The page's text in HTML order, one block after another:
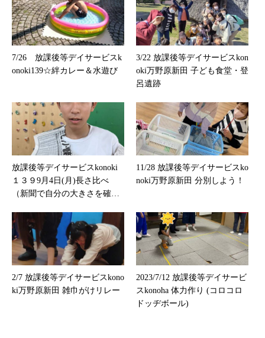
7/26 放課後等デイサービスk
onoki139☆絆カレー＆水遊び
3/22 放課後等デイサービスkon
oki万野原新田 子ども食堂・登
呂遺跡
放課後等デイサービスkonoki
１３９9月4日(月)長さ比べ
（新聞で自分の大きさを確か
11/28 放課後等デイサービスko
noki万野原新田 分別しよう！
2/7 放課後等デイサービスkono
ki万野原新田 雑巾がけリレー
2023/7/12 放課後等デイサービ
スkonoha 体力作り (コロコロ
ドッヂボール)